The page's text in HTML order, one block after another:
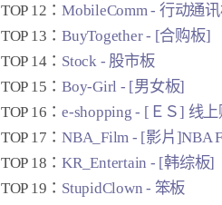
TOP 12：MobileComm - 行动通
TOP 13：BuyTogether - [合购板]
TOP 14： Stock - 股市板
TOP 15：Boy-Girl - [男女板]
TOP 16：e-shopping - [ＥＳ] 线
TOP 17：NBA_Film - [影片]NBA
TOP 18：KR_Entertain - [韩综板]
TOP 19： StupidClown - 笨板